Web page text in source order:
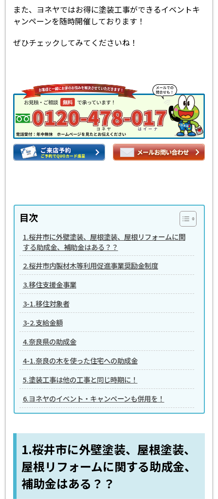
また、ヨネヤではお得に塗装工事ができるイベントキ
ャンペーンを随時開催しております！
ぜひチェックしてみてくださいね！
目次
1.桜井市に外壁塗装、屋根塗装、屋根リフォームに関
する助成金、補助金はある？？
2.桜井市内製材木等利用促進事業奨励金制度
3.移住支援金事業
3-1.移住対象者
3-2.支給金額
4.奈良県の助成金
4-1.奈良の木を使った住宅への助成金
5.塗装工事は他の工事と同じ時期に！
6.ヨネヤのイベント・キャンペーンも併用を！
1.桜井市に外壁塗装、屋根塗装、
屋根リフォームに関する助成金、
補助金はある？？